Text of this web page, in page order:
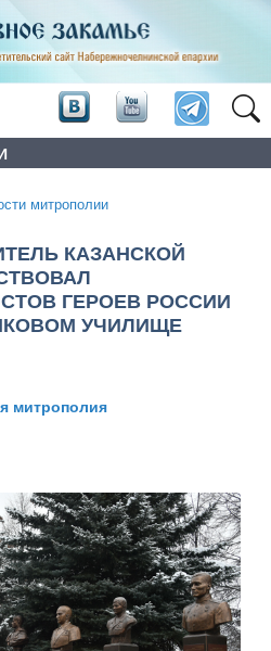
митрополии
КАЗАНСКОЙ
ГЕРОЕВ РОССИИ
УЧИЛИЩЕ
митрополия